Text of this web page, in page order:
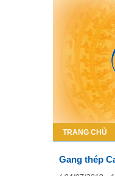
TRANG CHỦ
Gang thép